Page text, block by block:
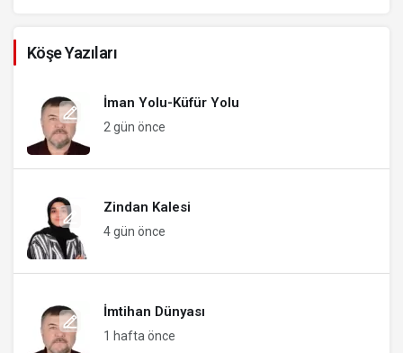
Köşe Yazıları
İman Yolu-Küfür Yolu
2 gün önce
Zindan Kalesi
4 gün önce
İmtihan Dünyası
1 hafta önce